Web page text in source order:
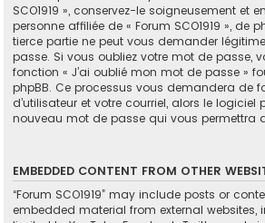
SCO1919 », conservez-le soigneusement et
personne affiliée de « Forum SCO1919 », de
tierce partie ne peut vous demander
passe. Si vous oubliez votre mot de passe,
fonction « J’ai oublié mon mot de passe »
phpBB. Ce processus vous demandera de
d’utilisateur et votre courriel, alors le logiciel
nouveau mot de passe qui vous permettra
EMBEDDED CONTENT FROM OTHER
“Forum SCO1919” may include posts or
embedded material from external websites,